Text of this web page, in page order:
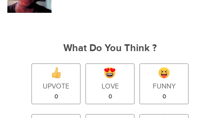
What Do You Think ?
UPVOTE
0
LOVE
0
FUNNY
0